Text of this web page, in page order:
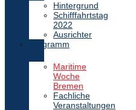
Hintergrund
Schifffahrtstag
2022
Ausrichter
Programm
Maritime
Woche
Bremen
Fachliche
Veranstaltungen